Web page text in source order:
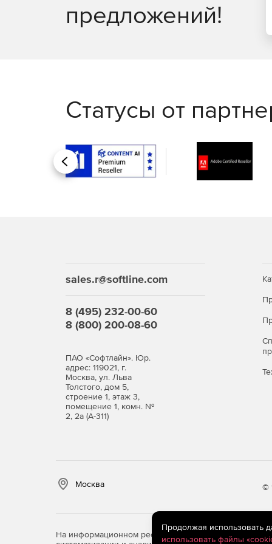
предложений!
Статусы от
Назад
sales.r@softline.com
8 (495) 232-00-60
8 (800) 200-08-60
ПАО «Софтлайн». Юр.
адрес: 119021, г.
Москва, ул. Льва
Толстого, дом 5,
строение 1, этаж 3,
помещение 1, комн. №
2, 2а (А-311)
Москва ©
На информационном ресурсе store.softline.ru
Продолжая использовать
использовать файлы